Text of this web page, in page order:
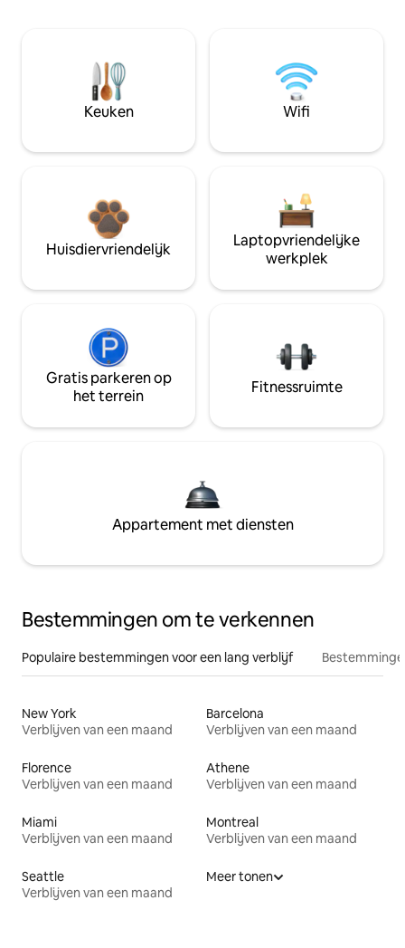
Keuken Wifi
Huisdiervriendelijk
Laptopvriendelijke
werkplek
Gratis parkeren op
het terrein
Fitnessruimte
Appartement met diensten
Bestemmingen om te verkennen
Populaire bestemmingen voor een lang verblijf
New York
Verblijven van een maand
Barcelona
Verblijven van een maand
Florence
Verblijven van een maand
Athene
Verblijven van een maand
Miami
Verblijven van een maand
Montreal
Verblijven van een maand
Seattle
Verblijven van een maand
Meer tonen